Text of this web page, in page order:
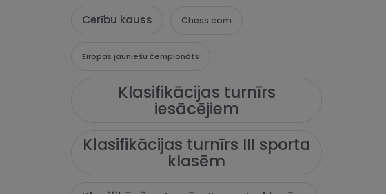
Cerību kauss Chess.com
Eiropas jauniešu čempionāts
Klasifikācijas turnīrs
iesācējiem
Klasifikācijas turnīrs III sporta
klasēm